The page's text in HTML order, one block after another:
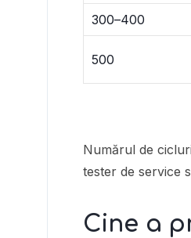
300–400
500
Numărul de
tester de service
Cine a